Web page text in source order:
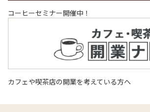
コーヒーセミナー開催中！
カフェや喫茶店の開業を考えている方へ